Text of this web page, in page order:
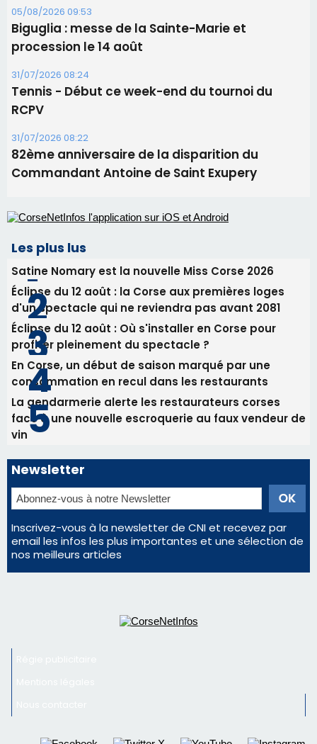
06/08/2026 15:25
Corte – L’association A Nuciola organise une
projection sous les étoiles
06/08/2026 15:04
Alata - Soirée Tango Argentin au stade de San
Benedetto
05/08/2026 09:53
Biguglia : messe de la Sainte-Marie et
procession le 14 août
Tennis - Début ce week-end du tournoi du
RCPV
31/07/2026 08:22
82ème anniversaire de la disparition du
Commandant Antoine de Saint Exupery
Les plus lus
Satine Nomary est la nouvelle Miss Corse 2026
Éclipse du 12 août : la Corse aux premières loges
d'un spectacle qui ne reviendra pas avant 2081
Éclipse du 12 août : Où s'installer en Corse pour
profiter pleinement du spectacle ?
En Corse, un début de saison marqué par une
consommation en recul dans les restaurants
La gendarmerie alerte les restaurateurs corses
face à une nouvelle escroquerie au faux vendeur de